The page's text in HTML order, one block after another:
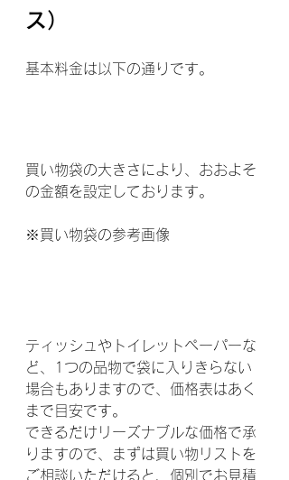
ス）
基本料金は以下の通りです。
買い物袋の大きさにより、おおよそ
の金額を設定しております。
※買い物袋の参考画像
ティッシュやトイレットペーパーな
ど、1つの品物で袋に入りきらない
場合もありますので、価格表はあく
まで目安です。
できるだけリーズナブルな価格で承
りますので、まずは買い物リストを
ご相談いただけると、個別でお見積